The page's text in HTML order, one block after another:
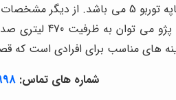
ساعت اشاره
های مناسب برای افرادی است که
شماره های تماس: